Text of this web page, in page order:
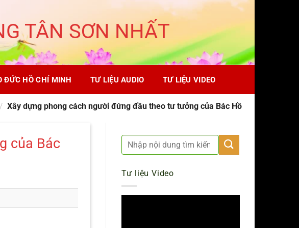
TÂN SƠN NHẤT
ĐỨC HỒ CHÍ MINH TƯ LIỆU AUDIO TƯ LIỆU VIDEO
/ Xây dựng phong cách người đứng đầu theo tư tưởng của Bác Hồ
của Bác
Tư liệu Video